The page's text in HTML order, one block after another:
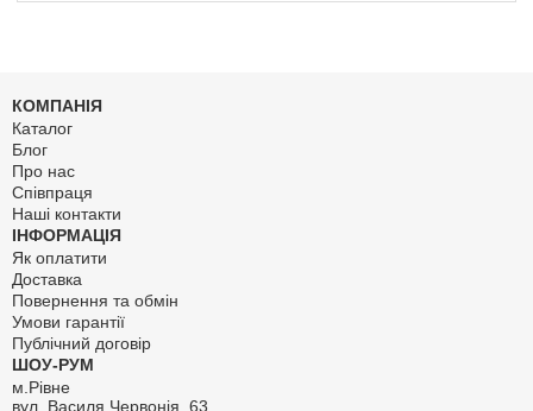
КОМПАНІЯ
Каталог
Блог
Про нас
Співпраця
Наші контакти
ІНФОРМАЦІЯ
Як оплатити
Доставка
Повернення та обмін
Умови гарантії
Публічний договір
ШОУ-РУМ
м.Рівне
вул. Василя Червонія, 63